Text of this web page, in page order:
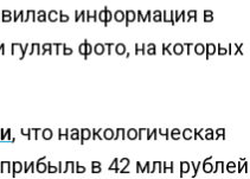
информация в
гулять фото, на которых
, что наркологическая
в 42 млн рублей